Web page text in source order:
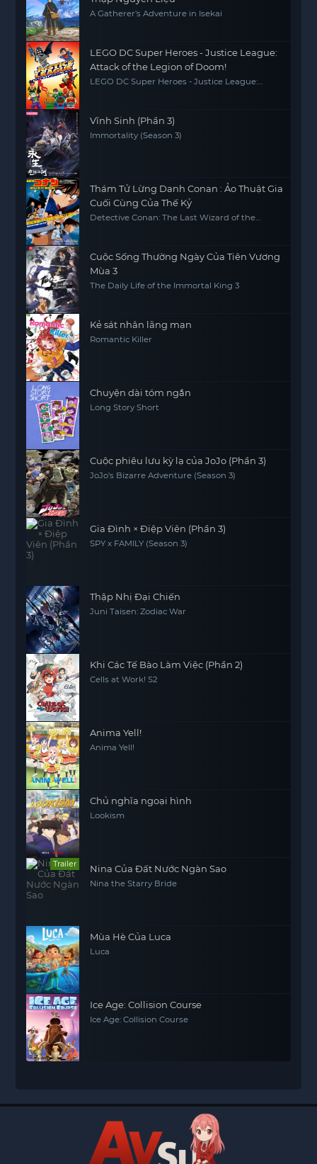
A Gatherer's Adventure in Isekai
LEGO DC Super Heroes - Justice League:
Attack of the Legion of Doom!
LEGO DC Super Heroes - Justice League:
Vĩnh Sinh (Phần 3)
Immortality (Season 3)
Thám Tử Lừng Danh Conan : Ảo Thuật Gia
Cuối Cùng Của Thế Kỷ
Detective Conan: The Last Wizard of the
Cuộc Sống Thường Ngày Của Tiên Vương
Mùa 3
The Daily Life of the Immortal King 3
Kẻ sát nhân lãng mạn
Romantic Killer
Chuyện dài tóm ngắn
Long Story Short
Cuộc phiêu lưu kỳ lạ của JoJo (Phần 3)
JoJo's Bizarre Adventure (Season 3)
Gia Đình × Điệp Viên (Phần 3)
SPY x FAMILY (Season 3)
Thập Nhị Đại Chiến
Juni Taisen: Zodiac War
Khi Các Tế Bào Làm Việc (Phần 2)
Cells at Work! S2
Anima Yell!
Anima Yell!
Chủ nghĩa ngoại hình
Lookism
Trailer Nina Của Đất Nước Ngàn Sao
Nina the Starry Bride
Mùa Hè Của Luca
Luca
Ice Age: Collision Course
Ice Age: Collision Course